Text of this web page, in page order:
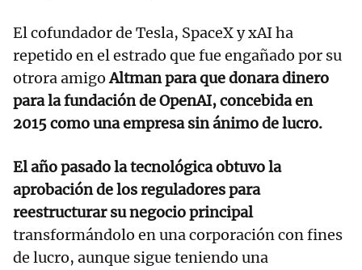
El cofundador de Tesla, SpaceX y xAI ha
repetido en el estrado que fue engañado por su
otrora amigoAltman para que donara dinero
para la fundación de OpenAI, concebida en
2015 como una empresa sin ánimo de lucro.
El año pasado la tecnológica obtuvo la
aprobación de los reguladores para
reestructurar su negocio principal
transformándolo en una corporación con fines
de lucro, aunque sigue teniendo una